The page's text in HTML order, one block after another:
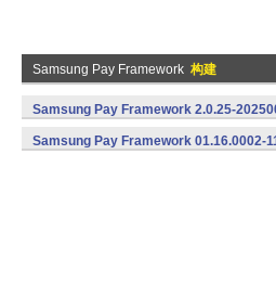
Samsung Pay Framework 构建
Samsung Pay Framework 2.0.25-
v7a) (Android)
Samsung Pay Framework 01.16.0002-